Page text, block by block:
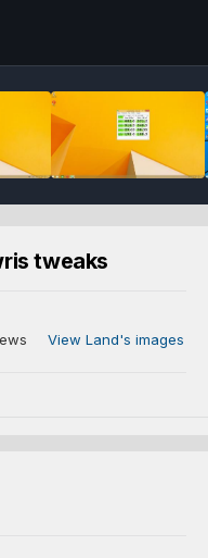
tweaks
View Land's images